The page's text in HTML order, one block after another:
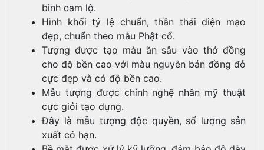
bình cam lộ.
Hình khối tỷ lệ chuẩn, thần thái diện mạo
đẹp, chuẩn theo mẫu Phật cổ.
Tượng được tạo màu ăn sâu vào thớ đồng
cho độ bền cao với màu nguyên bản đồng đỏ
cực đẹp và có độ bền cao.
Mẫu tượng được chính nghệ nhân mỹ thuật
cực giỏi tạo dựng.
Đây là mẫu tượng độc quyền, số lượng sản
xuất có hạn.